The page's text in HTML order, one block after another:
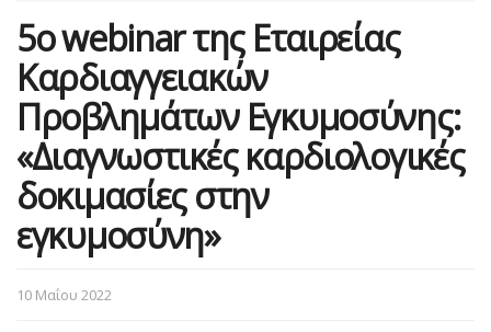
5ο webinar της Εταιρείας
Καρδιαγγειακών
Προβλημάτων Εγκυμοσύνης:
«Διαγνωστικές καρδιολογικές
δοκιμασίες στην
εγκυμοσύνη»
10 Μαΐου 2022